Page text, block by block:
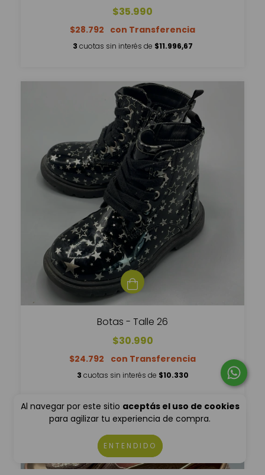
Al navegar por este sitio aceptás el uso de cookies
para agilizar tu experiencia de compra.
ENTENDIDO
$35.990
$28.792
3 cuotas sin interés de $11.996,67
Botas - Talle 26
$30.990
$24.792
3 cuotas sin interés de $10.330